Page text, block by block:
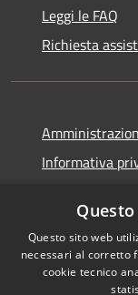
Leggi le FAQ
Richiesta
Informativa
Dichiarazione
Questo sito web
necessari al corretto
cookie tecnico